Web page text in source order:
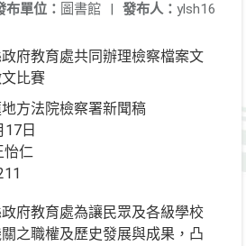
發布人： ylsh16
布單位： 圖書館 |
府教育處共同辦理檢察檔案文
比賽
方法院檢察署新聞稿
日
怡仁
府教育處為讓民眾及各級學校
之職權及歷史發展與成果，凸